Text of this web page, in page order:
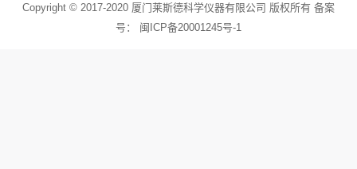
Copyright © 2017-2020 厦门莱斯德科学仪器有限公司 版权所有 备案
号： 闽ICP备20001245号-1